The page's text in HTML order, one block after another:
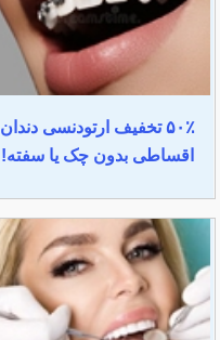
۵۰٪ تخفیف ارتودنسی دندان
اقساطی بدون چک یا سفته!